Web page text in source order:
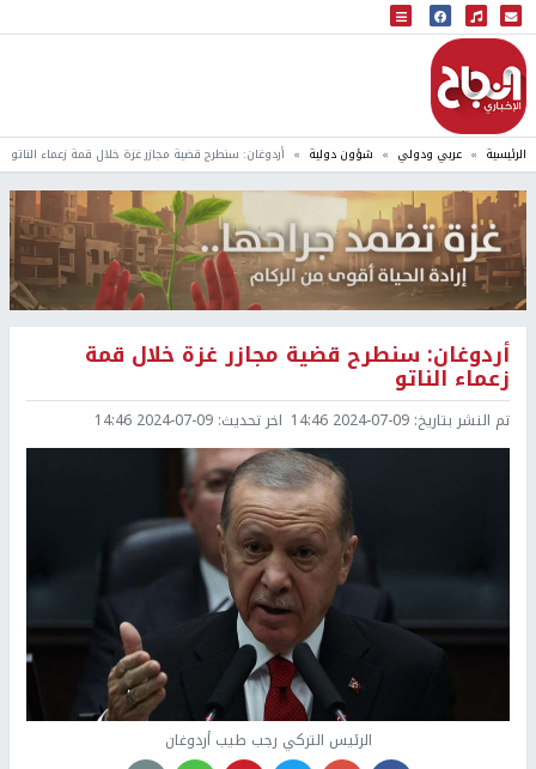
البث المباشر
إذاعة النجاح
الرئيسية عربي ودولي شؤون دولية أردوغان: سنطرح قضية مجازر غزة خلال قمة زعماء الناتو
أردوغان: سنطرح قضية مجازر غزة خلال قمة
زعماء الناتو
تم النشر بتاريخ: 2024-07-09 14:46 اخر تحديث: 2024-07-09 14:46
الرئيس التركي رجب طيب أردوغان